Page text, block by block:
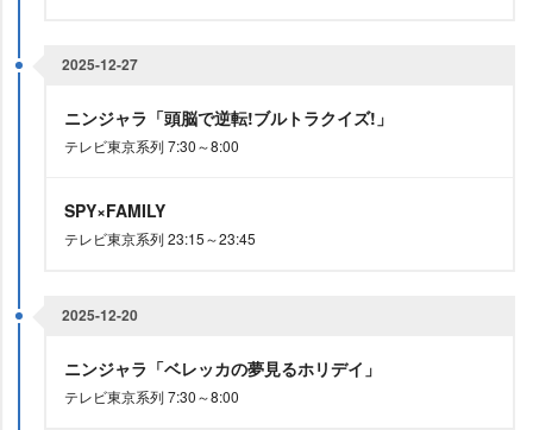
2025-12-27
ニンジャラ「頭脳で逆転!ブルトラクイズ!」
テレビ東京系列 7:30～8:00
SPY×FAMILY
テレビ東京系列 23:15～23:45
2025-12-20
ニンジャラ「ベレッカの夢見るホリデイ」
テレビ東京系列 7:30～8:00